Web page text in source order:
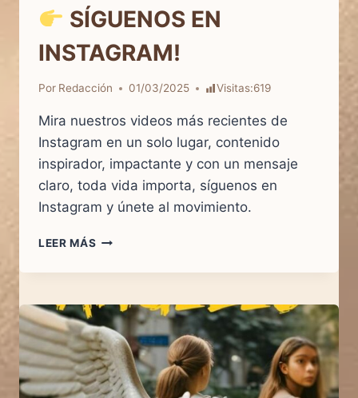
SÍGUENOS EN
INSTAGRAM!
Por Redacción 01/03/2025 Visitas:619
Mira nuestros videos más recientes de
Instagram en un solo lugar, contenido
inspirador, impactante y con un mensaje
claro, toda vida importa, síguenos en
Instagram y únete al movimiento.
LEER MÁS
EN